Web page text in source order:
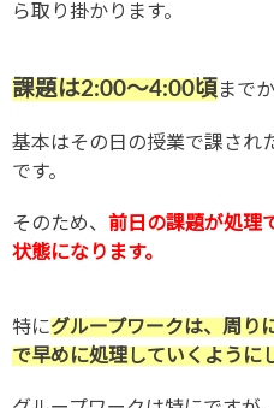
ら取り掛かります。
課題は2:00〜4:00頃まで
基本はその日の授業で課され
です。
そのため、 前日の課題が処理
状態になります。
特にグループワークは、周り
で早めに処理していくように